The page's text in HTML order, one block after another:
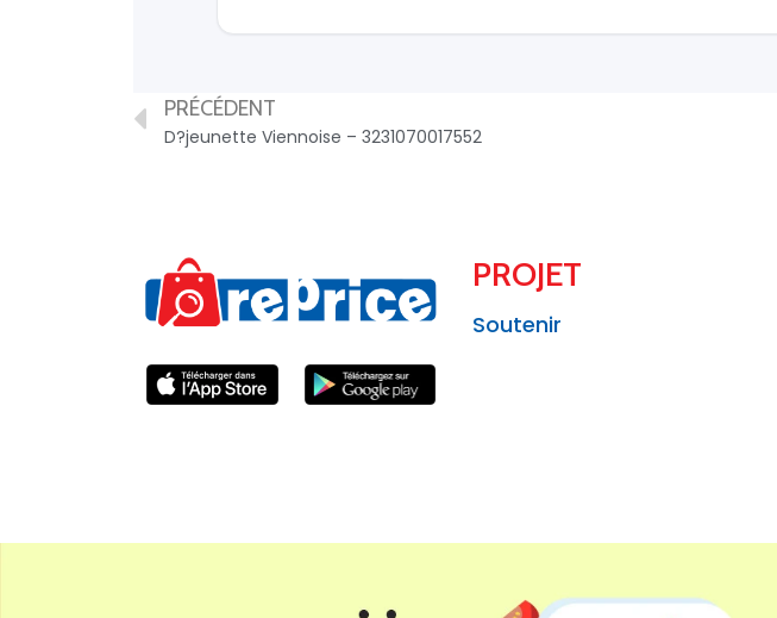
PRÉCÉDENT
D?jeunette Viennoise – 3231070017552
PROJET
Soutenir